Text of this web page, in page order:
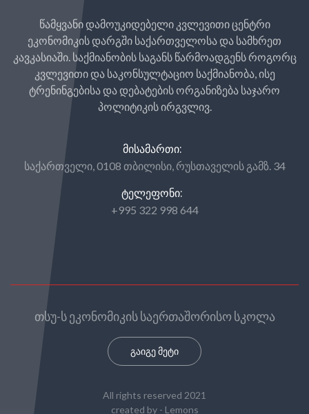
წამყვანი დამოუკიდებელი კვლევითი ცენტრი
ეკონომიკის დარგში საქართველოსა და სამხრეთ
კავკასიაში. საქმიანობის საგანს წარმოადგენს როგორც
კვლევითი და საკონსულტაციო საქმიანობა, ისე
ტრენინგებისა და დებატების ორგანიზება საჯარო
პოლიტიკის ირგვლივ.
ᲛᲘᲡᲐᲛᲐᲠᲗᲘ:
საქართველი, 0108 თბილისი, რუსთაველის გამზ. 34
ᲢᲔᲚᲔᲤᲝᲜᲘ:
+995 322 998 644
თსუ-ს ეკონომიკის საერთაშორისო სკოლა
გაიგე მეტი
All rights reserved 2021
created by - Lemons